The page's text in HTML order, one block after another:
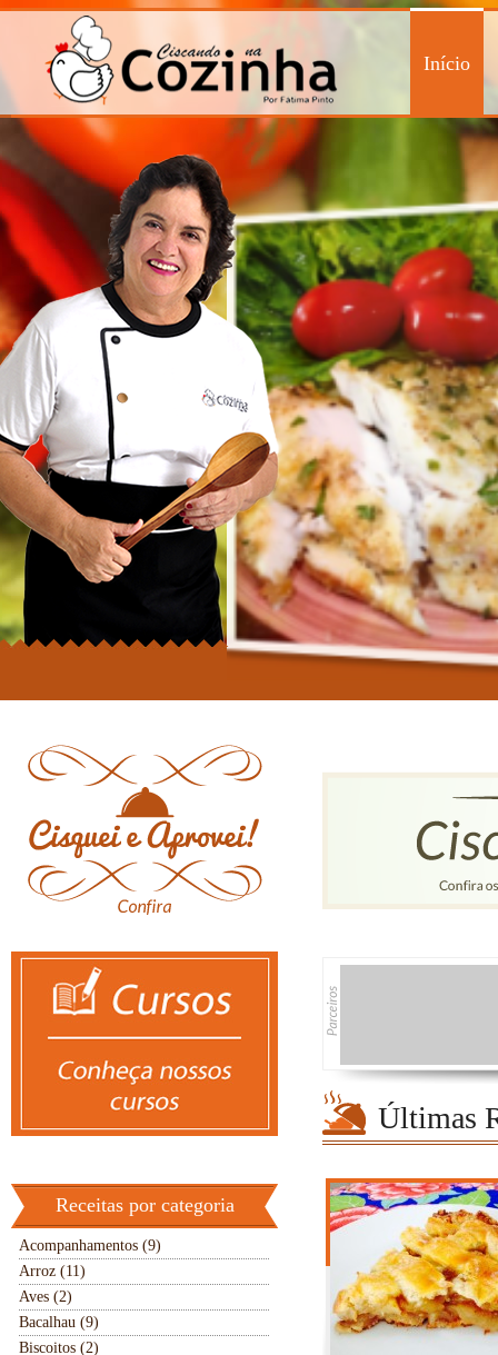
Início
Receitas por categoria
Acompanhamentos (9)
Arroz (11)
Aves (2)
Bacalhau (9)
Biscoitos (2)
Últimas